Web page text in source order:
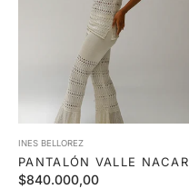
INES BELLOREZ
PANTALÓN VALLE NACAR
Precio
$840.000,00